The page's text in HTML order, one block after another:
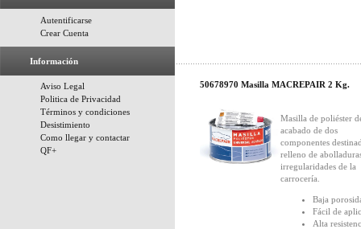
Autentificarse
Crear Cuenta
Información
Aviso Legal
Politica de Privacidad
Términos y condiciones
Desistimiento
Como llegar y contactar
QF+
50678970 Masilla MACREPAIR 2 Kg.
Masilla de poliéster
acabado de dos
componentes
relleno de
irregularidades de la
carrocería.
Baja
Fácil de
Alta